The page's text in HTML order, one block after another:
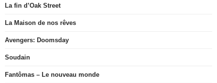
La fin d’Oak Street
La Maison de nos rêves
Avengers: Doomsday
Soudain
Fantômas – Le nouveau monde